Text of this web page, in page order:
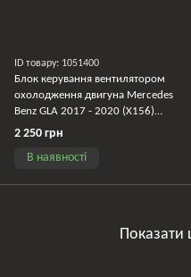
ID товару: 1051400
Блок керування вентилятором
охолодження двигуна Mercedes
Benz GLA 2017 - 2020 (X156)
A2465000064
2 250 грн
В наявності
Показати